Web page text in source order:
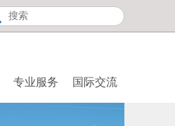
专业服务 国际交流